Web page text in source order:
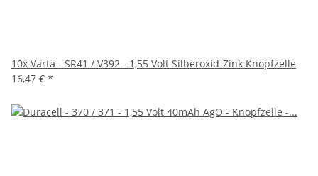
10x Varta - SR41 / V392 - 1,55 Volt Silberoxid-Zink Knopfzelle
16,47 € *